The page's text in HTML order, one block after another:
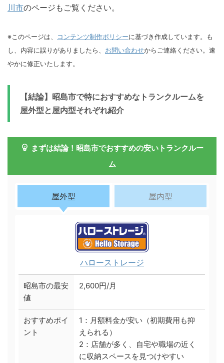
川市のページもご覧ください。
※このページは、 コンテンツ制作ポリシーに基づき作成しています。も
し、内容に誤りがありましたら、 お問い合わせからご連絡ください。速
やかに修正いたします。
【結論】昭島市で特におすすめなトランクルームを
屋外型と屋内型それぞれ紹介
まずは結論！昭島市でおすすめの安いトランクルー
ム
屋外型 屋内型
ハローストレージ
昭島市の最安
値
2,600円/月
おすすめポイ
ント
1：月額料金が安い（初期費用も抑
えられる）
2：店舗が多く、自宅や職場の近く
に収納スペースを見つけやすい